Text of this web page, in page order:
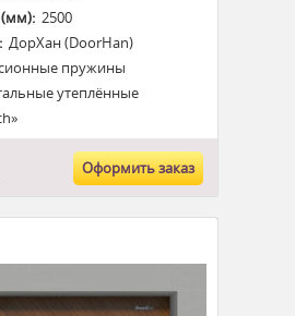
2500
ДорХан (DoorHan)
пружины
утеплённые
Оформить заказ